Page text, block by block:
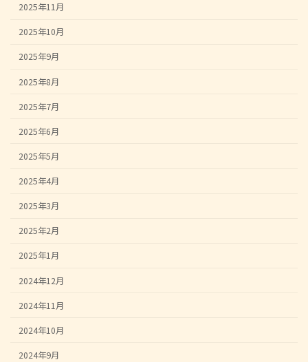
2025年11月
2025年10月
2025年9月
2025年8月
2025年7月
2025年6月
2025年5月
2025年4月
2025年3月
2025年2月
2025年1月
2024年12月
2024年11月
2024年10月
2024年9月